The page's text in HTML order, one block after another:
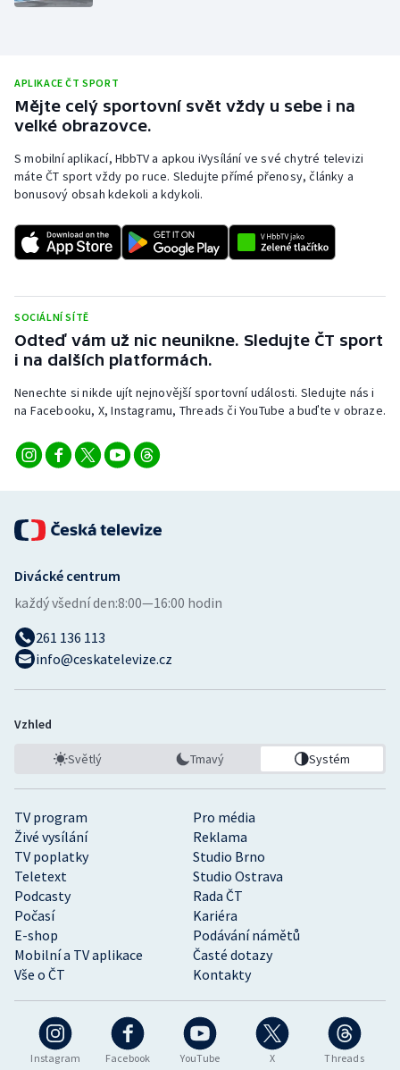
Rychlobruslení
Rychlostní kanoistika
Short track
Sportovní střelba
Triatlon
Veslování
Vodní slalom
Volejbal
Ostatní
APLIKACE ČT SPORT
Mějte celý sportovní svět vždy u sebe i na
velké obrazovce.
S mobilní aplikací, HbbTV a apkou iVysílání ve své chytré televizi
máte ČT sport vždy po ruce. Sledujte přímé přenosy, články a
bonusový obsah kdekoli a kdykoli.
SOCIÁLNÍ SÍTĚ
Odteď vám už nic neunikne. Sledujte ČT sport
i na dalších platformách.
Nenechte si nikde ujít nejnovější sportovní události. Sledujte nás i
na Facebooku, X, Instagramu, Threads či YouTube a buďte v obraze.
Instagram Facebook YouTube X Threads
TV program
Pro média
Živé vysílání
Reklama
TV poplatky
Studio Brno
Teletext
Studio Ostrava
Podcasty
Rada ČT
Počasí
Kariéra
E-shop
Podávání námětů
Mobilní a TV aplikace
Časté dotazy
Vše o ČT
Kontakty
Divácké centrum
každý všední den:8:00—16:00 hodin
261 136 113
info@ceskatelevize.cz
Vzhled
Světlý Tmavý Systém